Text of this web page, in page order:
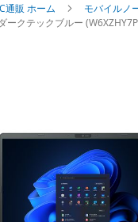
通販 ホーム モバイルノ
ークテックブルー